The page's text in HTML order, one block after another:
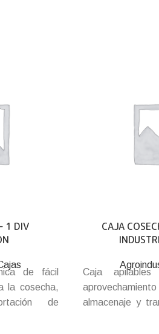
1 DIV
de fácil
la cosecha,
de
CAJA
Caja
almacenaje y